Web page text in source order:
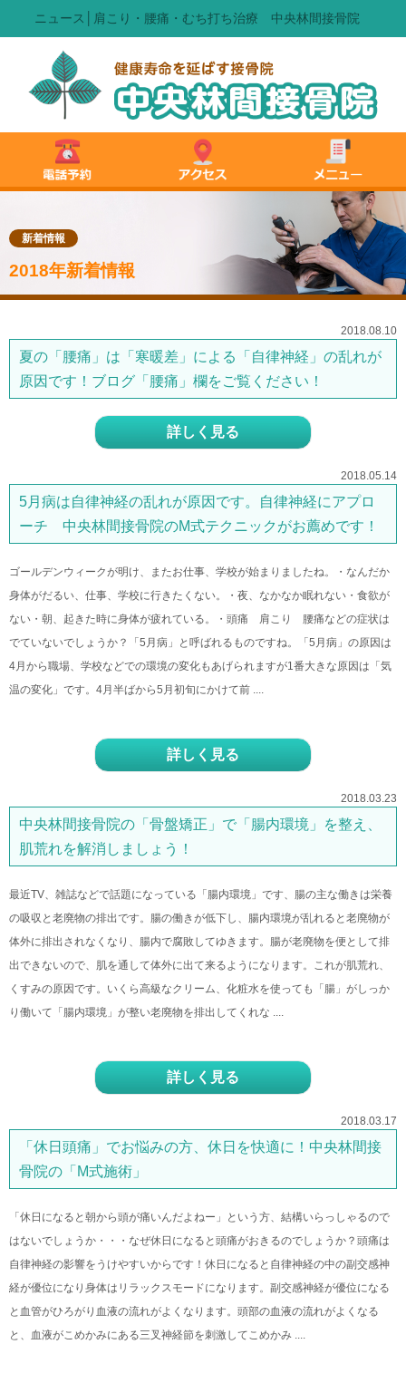
ニュース│肩こり・腰痛・むち打ち治療 中央林間接骨院
新着情報
2018年新着情報
2018.08.10
夏の「腰痛」は「寒暖差」による「自律神経」の乱れが
原因です！ブログ「腰痛」欄をご覧ください！
詳しく見る
2018.05.14
5月病は自律神経の乱れが原因です。自律神経にアプロ
ーチ 中央林間接骨院のM式テクニックがお薦めです！
ゴールデンウィークが明け、またお仕事、学校が始まりましたね。・なんだか
身体がだるい、仕事、学校に行きたくない。・夜、なかなか眠れない・食欲が
ない・朝、起きた時に身体が疲れている。・頭痛 肩こり 腰痛などの症状は
でていないでしょうか？「5月病」と呼ばれるものですね。「5月病」の原因は
4月から職場、学校などでの環境の変化もあげられますが1番大きな原因は「気
温の変化」です。4月半ばから5月初旬にかけて前 ....
詳しく見る
2018.03.23
中央林間接骨院の「骨盤矯正」で「腸内環境」を整え、
肌荒れを解消しましょう！
最近TV、雑誌などで話題になっている「腸内環境」です、腸の主な働きは栄養
の吸収と老廃物の排出です。腸の働きが低下し、腸内環境が乱れると老廃物が
体外に排出されなくなり、腸内で腐敗してゆきます。腸が老廃物を便として排
出できないので、肌を通して体外に出て来るようになります。これが肌荒れ、
くすみの原因です。いくら高級なクリーム、化粧水を使っても「腸」がしっか
り働いて「腸内環境」が整い老廃物を排出してくれな ....
詳しく見る
2018.03.17
「休日頭痛」でお悩みの方、休日を快適に！中央林間接
骨院の「M式施術」
「休日になると朝から頭が痛いんだよねー」という方、結構いらっしゃるので
はないでしょうか・・・なぜ休日になると頭痛がおきるのでしょうか？頭痛は
自律神経の影響をうけやすいからです！休日になると自律神経の中の副交感神
経が優位になり身体はリラックスモードになります。副交感神経が優位になる
と血管がひろがり血液の流れがよくなります。頭部の血液の流れがよくなる
と、血液がこめかみにある三叉神経節を刺激してこめかみ ....